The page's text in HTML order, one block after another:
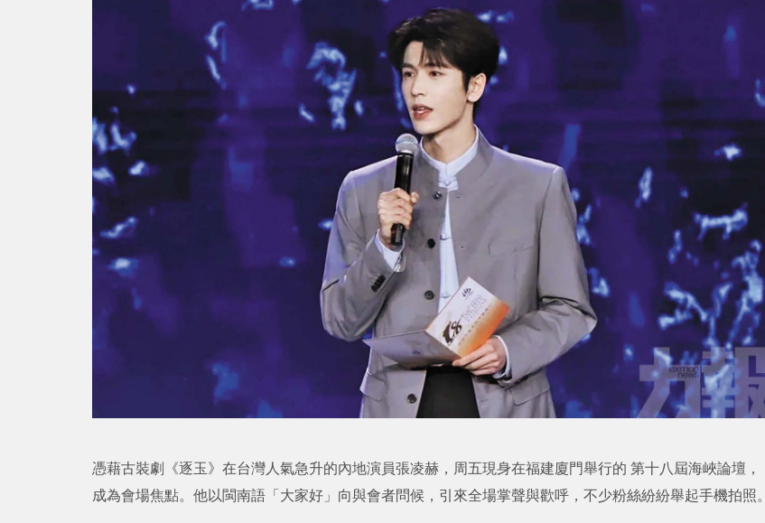
憑藉古裝劇《逐玉》在台灣人氣急升的內地演員張凌赫，周五現身在福建廈門舉行的 第十八屆海峽論壇，
成為會場焦點。他以閩南語「大家好」向與會者問候，引來全場掌聲與歡呼，不少粉絲紛紛舉起手機拍照。